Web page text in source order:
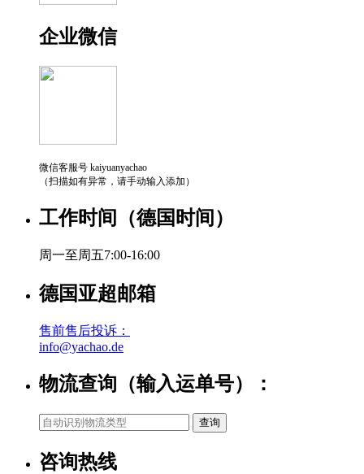
企业微信
微信客服号 kaiyuanyachao
（扫描如有异常，请手动输入添加）
工作时间（德国时间）
周一至周五7:00-16:00
德国亚超邮箱
售前售后投诉：
info@yachao.de
物流查询（输入运单号）：
咨询热线